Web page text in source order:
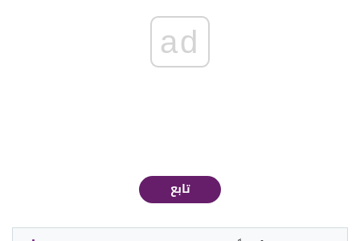
ad
تابع